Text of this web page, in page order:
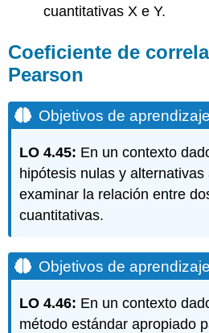
cuantitativas X e Y.
Coeficiente de
Pearson
Objetivos de aprendizaje
LO 4.45: En un contexto
hipótesis nulas y
examinar la relación entre
cuantitativas.
Objetivos de aprendizaje
LO 4.46: En un contexto
método estándar apropiado